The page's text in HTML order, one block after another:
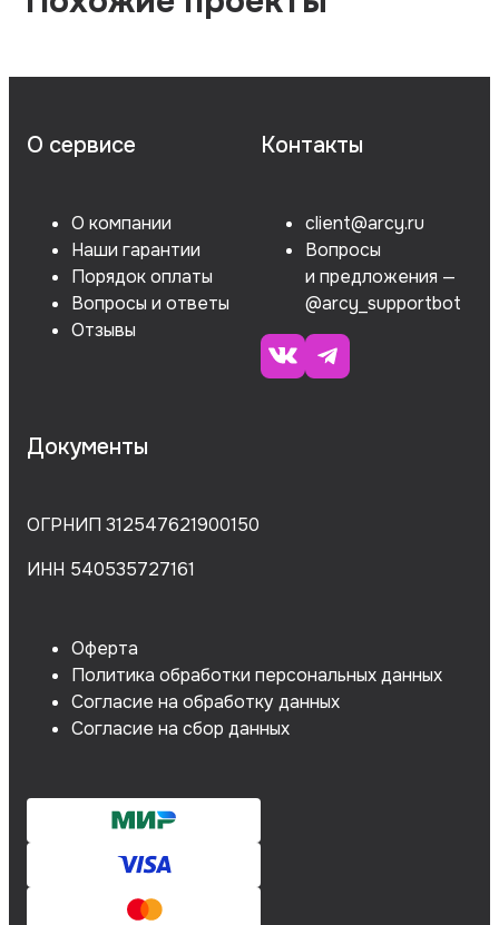
О сервисе
О компании
Наши гарантии
Порядок оплаты
Вопросы и ответы
Отзывы
Контакты
client@arcy.ru
Вопросы
и предложения —
@arcy_supportbot
Документы
ОГРНИП 312547621900150
ИНН 540535727161
Оферта
Политика обработки персональных данных
Согласие на обработку данных
Согласие на сбор данных